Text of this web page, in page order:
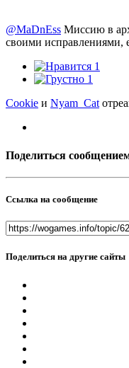
@MaDnEss Миссию в
своими исправлениями,
1
1
Cookie и Nyam_Cat
Поделиться
Ссылка на сообщение
Поделиться на другие сайты